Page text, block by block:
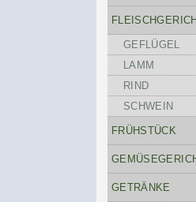
GEFLÜGEL
LAMM
RIND
SCHWEIN
FRÜHSTÜCK
GETRÄNKE